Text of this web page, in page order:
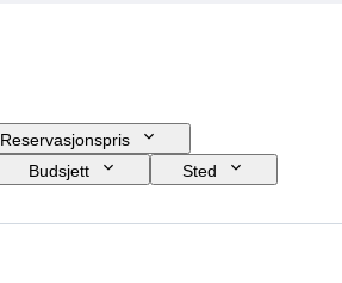
Reservasjonspris
Budsjett
Sted